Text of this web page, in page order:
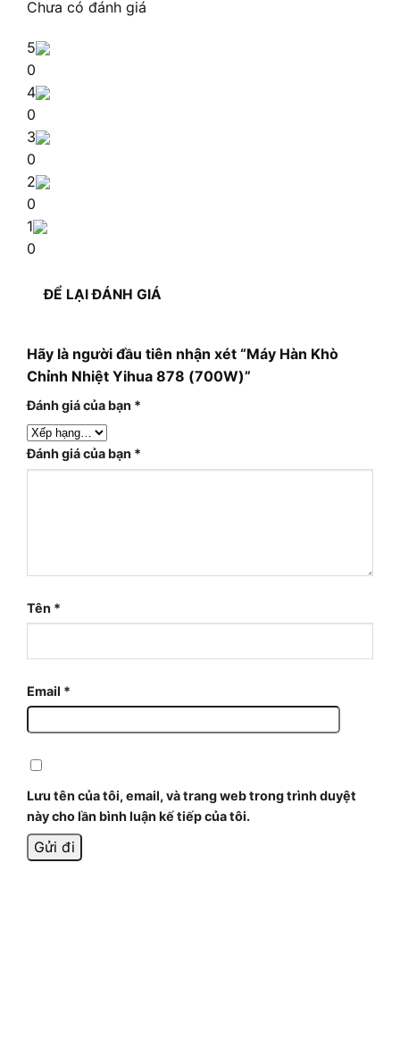
Chưa có đánh giá
5
0
4
0
3
0
2
0
1
0
ĐỂ LẠI ĐÁNH GIÁ
Hãy là người đầu tiên nhận xét “Máy Hàn Khò
Chỉnh Nhiệt Yihua 878 (700W)”
Đánh giá của bạn *
Đánh giá của bạn *
Tên *
Email *
Lưu tên của tôi, email, và trang web trong trình duyệt
này cho lần bình luận kế tiếp của tôi.